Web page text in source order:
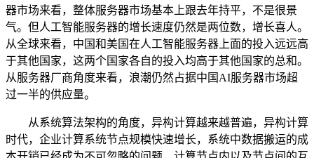
器市场来看，整体服务器市场基本上跟去年持平，不是很景
气。但人工智能服务器的增长速度仍然是两位数，增长喜人。
从全球来看，中国和美国在人工智能服务器上面的投入远远高
于其他国家，这两个国家各自的投入均高于其他国家的总和。
从服务器厂商角度来看，浪潮仍然占据中国AI服务器市场超
过一半的供应量。
从系统算法架构的角度，异构计算越来越普遍，异构计算
时代，企业计算系统节点规模快速增长，系统中数据搬运的成